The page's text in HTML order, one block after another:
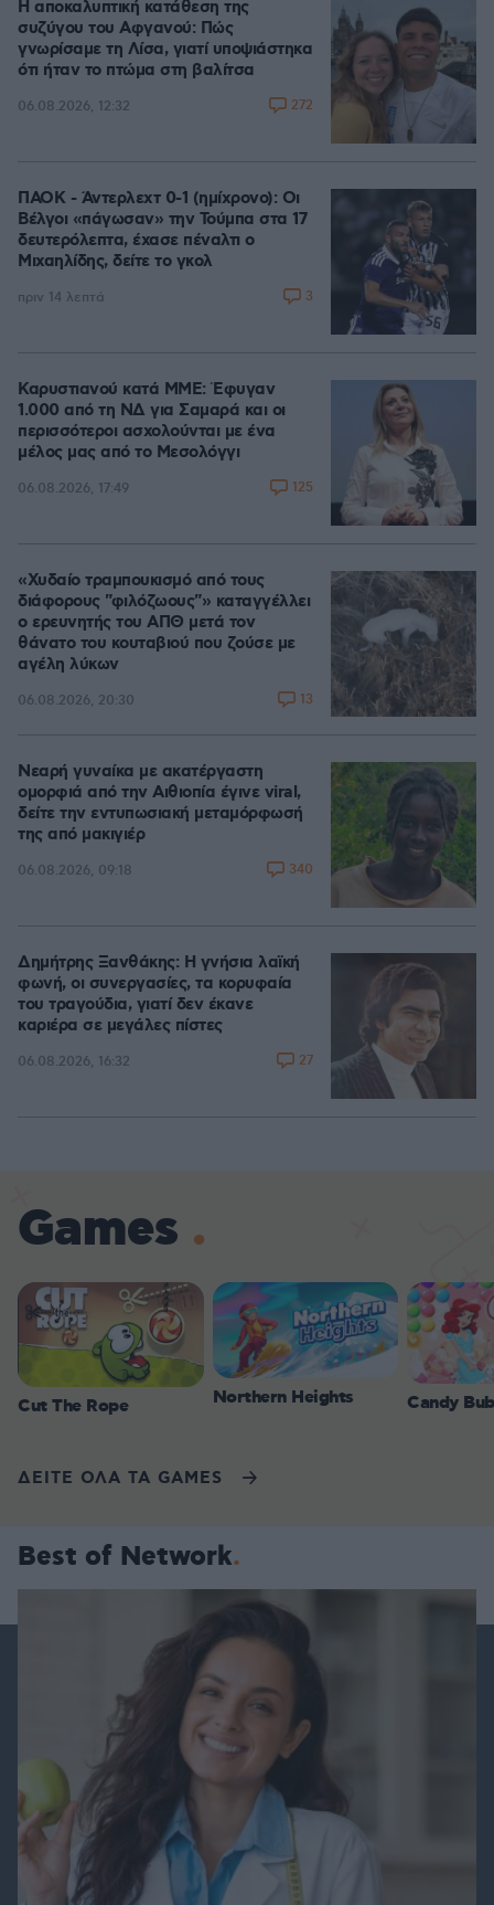
Η αποκαλυπτική κατάθεση της
συζύγου του Αφγανού: Πώς
γνωρίσαμε τη Λίσα, γιατί υποψιάστηκα
ότι ήταν το πτώμα στη βαλίτσα
06.08.2026, 12:32 272
ΠΑΟΚ - Άντερλεχτ 0-1 (ημίχρονο): Οι
Βέλγοι «πάγωσαν» την Τούμπα στα 17
δευτερόλεπτα, έχασε πέναλτι ο
Μιχαηλίδης, δείτε το γκολ
πριν 14 λεπτά 3
Καρυστιανού κατά ΜΜΕ: Έφυγαν
1.000 από τη ΝΔ για Σαμαρά και οι
περισσότεροι ασχολούνται με ένα
μέλος μας από το Μεσολόγγι
06.08.2026, 17:49 125
«Χυδαίο τραμπουκισμό από τους
διάφορους "φιλόζωους"» καταγγέλλει
ο ερευνητής του ΑΠΘ μετά τον
θάνατο του κουταβιού που ζούσε με
αγέλη λύκων
06.08.2026, 20:30 13
Νεαρή γυναίκα με ακατέργαστη
ομορφιά από την Αιθιοπία έγινε viral,
δείτε την εντυπωσιακή μεταμόρφωσή
της από μακιγιέρ
06.08.2026, 09:18 340
Δημήτρης Ξανθάκης: Η γνήσια λαϊκή
φωνή, οι συνεργασίες, τα κορυφαία
του τραγούδια, γιατί δεν έκανε
καριέρα σε μεγάλες πίστες
06.08.2026, 16:32 27
Games
Cut The Rope Northern Heights Candy
ΔΕΙΤΕ ΟΛΑ ΤΑ GAMES
Best of Network